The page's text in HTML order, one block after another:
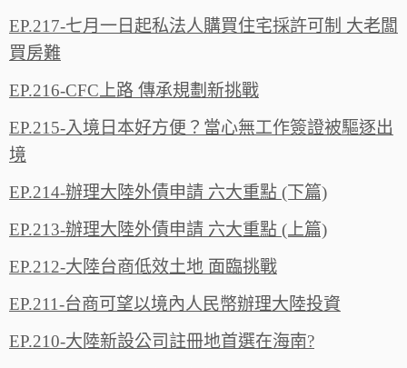
EP.217-七月一日起私法人購買住宅採許可制 大老闆
買房難
EP.216-CFC上路 傳承規劃新挑戰
EP.215-入境日本好方便？當心無工作簽證被驅逐出
境
EP.214-辦理大陸外債申請 六大重點 (下篇)
EP.213-辦理大陸外債申請 六大重點 (上篇)
EP.212-大陸台商低效土地 面臨挑戰
EP.211-台商可望以境內人民幣辦理大陸投資
EP.210-大陸新設公司註冊地首選在海南?